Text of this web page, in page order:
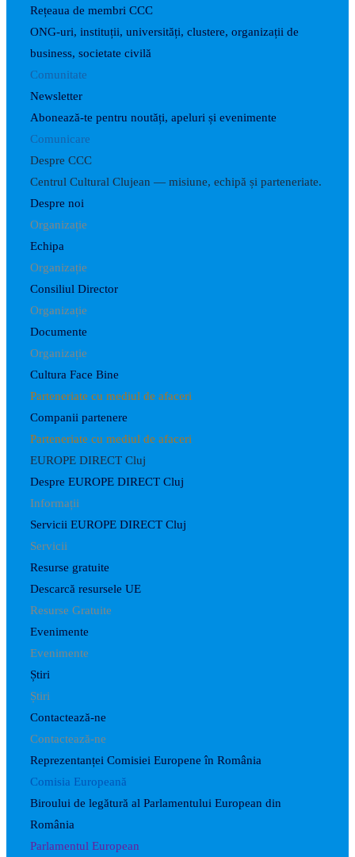
Rețeaua de membri CCC
ONG-uri, instituții, universități, clustere, organizații de
business, societate civilă
Comunitate
Newsletter
Abonează-te pentru noutăți, apeluri și evenimente
Comunicare
Despre CCC
Centrul Cultural Clujean — misiune, echipă și parteneriate.
Despre noi
Organizație
Echipa
Organizație
Consiliul Director
Organizație
Documente
Organizație
Cultura Face Bine
Parteneriate cu mediul de afaceri
Companii partenere
Parteneriate cu mediul de afaceri
EUROPE DIRECT Cluj
Despre EUROPE DIRECT Cluj
Informații
Servicii EUROPE DIRECT Cluj
Servicii
Resurse gratuite
Descarcă resursele UE
Resurse Gratuite
Evenimente
Evenimente
Știri
Știri
Contactează-ne
Contactează-ne
Reprezentanței Comisiei Europene în România
Comisia Europeană
Biroului de legătură al Parlamentului European din
România
Parlamentul European